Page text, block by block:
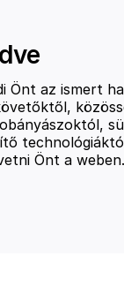
Önt az ismert
Önt a weben.